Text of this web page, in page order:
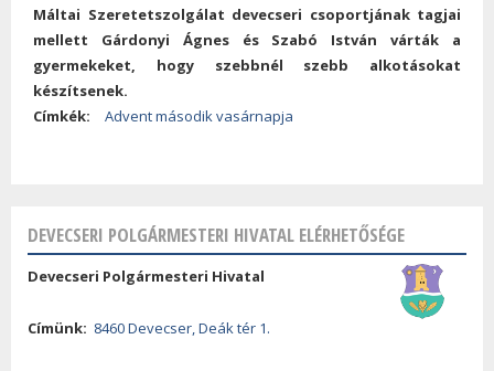
Máltai Szeretetszolgálat devecseri csoportjának tagjai
mellett Gárdonyi Ágnes és Szabó István várták a
gyermekeket, hogy szebbnél szebb alkotásokat
készítsenek.
Címkék:
Advent második vasárnapja
DEVECSERI POLGÁRMESTERI HIVATAL ELÉRHETŐSÉGE
Devecseri Polgármesteri Hivatal
Címünk: 8460 Devecser, Deák tér 1.